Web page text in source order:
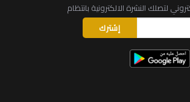
لتصلك النشرة الالكترونية بانتظام